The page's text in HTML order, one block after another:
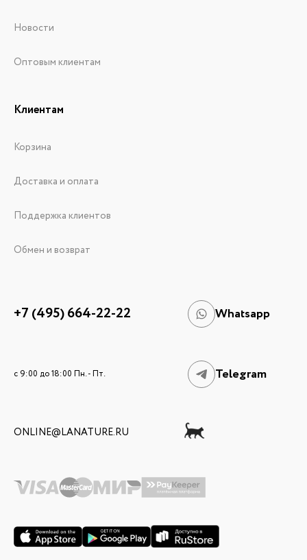
Новости
Оптовым клиентам
Клиентам
Корзина
Доставка и оплата
Поддержка клиентов
Обмен и возврат
+7 (495) 664-22-22 Whatsapp
c 9:00 до 18:00 Пн. - Пт. Telegram
ONLINE@LANATURE.RU